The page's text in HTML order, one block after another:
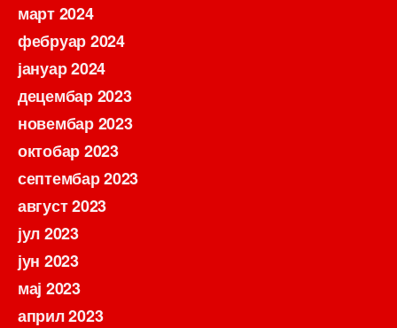
март 2024
фебруар 2024
јануар 2024
децембар 2023
новембар 2023
октобар 2023
септембар 2023
август 2023
јул 2023
јун 2023
мај 2023
април 2023